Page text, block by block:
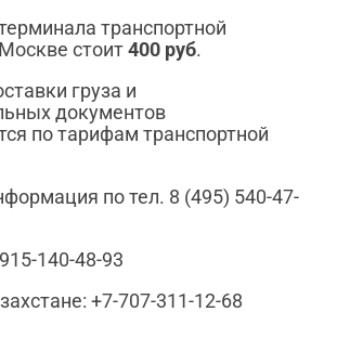
транспортной
стоит400 руб.
груза и
документов
по тарифам транспортной
по тел. 8 (495) 540-47-
140-48-93
+7-707-311-12-68